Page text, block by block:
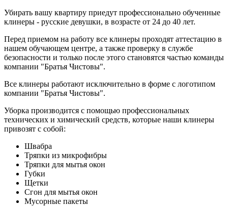
Убирать вашу квартиру приедут профессионально обученные
клинеры - русские девушки, в возрасте от 24 до 40 лет.
Перед приемом на работу все клинеры проходят аттестацию в
нашем обучающем центре, а также проверку в службе
безопасности и только после этого становятся частью команды
компании "Братья Чистовы".
Все клинеры работают исключительно в форме с логотипом
компании "Братья Чистовы".
Уборка производится с помощью профессиональных
технических и химический средств, которые наши клинеры
привозят с собой:
Швабра
Тряпки из микрофибры
Тряпки для мытья окон
Губки
Щетки
Сгон для мытья окон
Мусорные пакеты